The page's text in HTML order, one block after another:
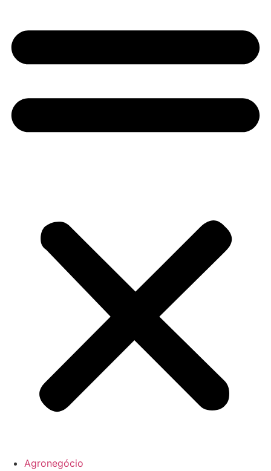
Agronegócio